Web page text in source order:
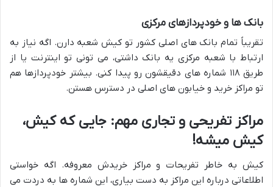
بانک ها و خودپردازهای مرکزی
تقریباً تمام بانک های اصلی کشور تو کیش شعبه دارن. اگه نیاز به
ارتباط با شعبه مرکزی یه بانک داشتی، می تونی تو اینترنت یا از
طریق ۱۱۸ شماره های دقیقشون رو پیدا کنی. بیشتر خودپردازها هم
تو مراکز خرید و خیابون های اصلی در دسترس هستن.
مراکز تفریحی و تجاری مهم: جایی که کیش،
کیش میشه!
کیش به خاطر تفریحات و مراکز خریدش معروفه. اگه خواستی
اطلاعاتی درباره این مراکز به دست بیاری، این شماره ها به دردت می